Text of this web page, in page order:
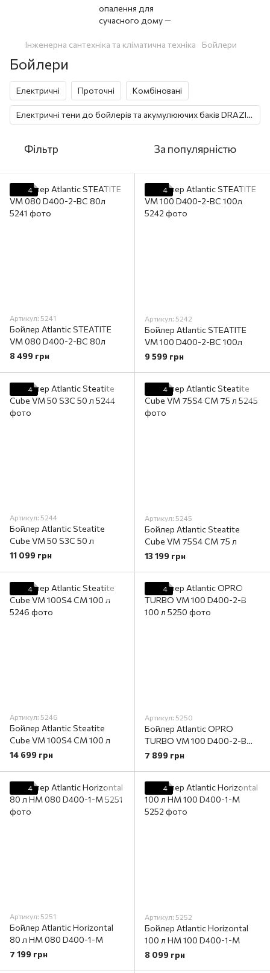
Інженерна сантехніка та кліматична техніка Бойлери
Бойлери
Електричні Проточні Комбіновані
Електричні тени до бойлерів та акумулюючих баків DRAZICE
Фільтр За популярністю
4
Артикул: 5241
Бойлер Atlantic STEATITE
VM 080 D400-2-BC 80л
8 499 грн
4
Артикул: 5242
Бойлер Atlantic STEATITE
VM 100 D400-2-BC 100л
9 599 грн
4
Артикул: 5244
Бойлер Atlantic Steatite
Cube VM 50 S3C 50 л
11 099 грн
4
Артикул: 5245
Бойлер Atlantic Steatite
Cube VM 75S4 CM 75 л
13 199 грн
4
Артикул: 5246
Бойлер Atlantic Steatite
Cube VM 100S4 CM 100 л
14 699 грн
4
Артикул: 5250
Бойлер Atlantic OPRO
TURBO VM 100 D400-2-B
100 л
7 899 грн
4
Артикул: 5251
Бойлер Atlantic Horizontal
80 л HM 080 D400-1-M
7 199 грн
4
Артикул: 5252
Бойлер Atlantic Horizontal
100 л HM 100 D400-1-M
8 099 грн